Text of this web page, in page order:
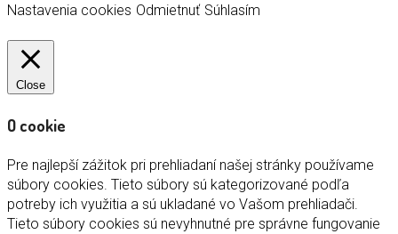
Nastavenia cookies Odmietnuť Súhlasím
Close
O cookie
Pre najlepší zážitok pri prehliadaní našej stránky používame
súbory cookies. Tieto súbory sú kategorizované podľa
potreby ich využitia a sú ukladané vo Vašom prehliadači.
Tieto súbory cookies sú nevyhnutné pre správne fungovanie